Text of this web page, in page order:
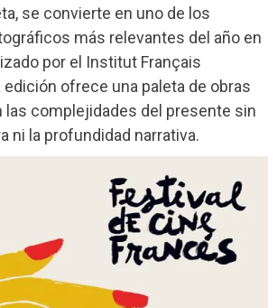
se convierte en uno de los
más relevantes del año en
por el Institut Français
ofrece una paleta de obras
las complejidades del presente sin
ni la profundidad narrativa.